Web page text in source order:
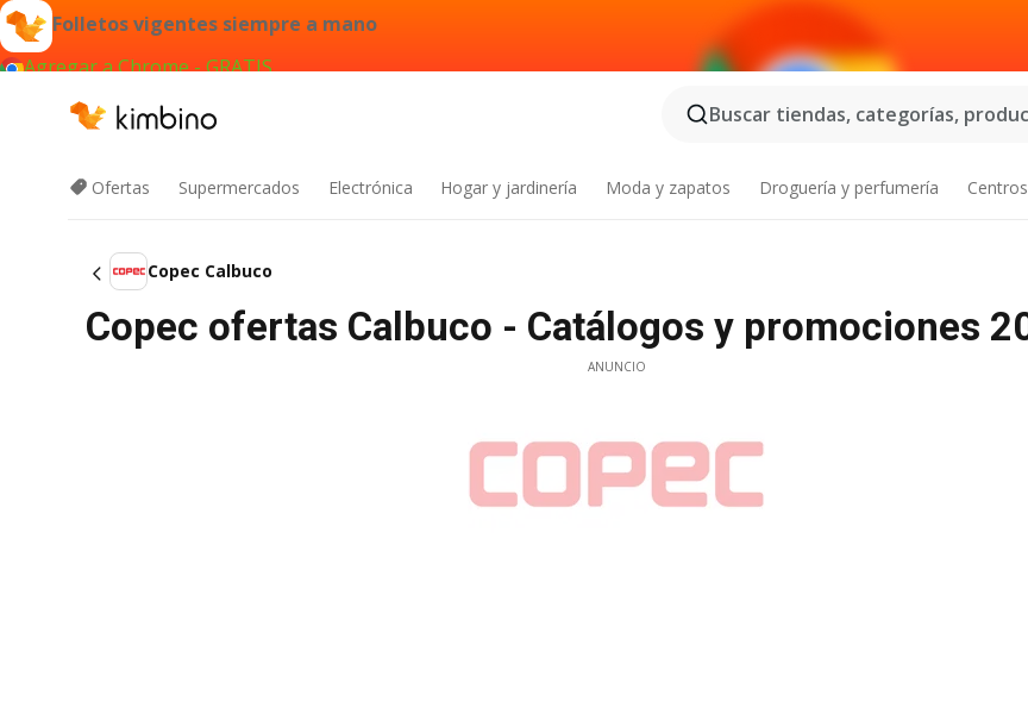
Folletos vigentes siempre a mano
Agregar a Chrome - GRATIS
Buscar tiendas, categorías,
Ofertas Supermercados Electrónica Hogar y jardinería Moda y zapatos Droguería y perfumería
Copec Calbuco
Copec ofertas Calbuco - Catálogos y promociones
ANUNCIO